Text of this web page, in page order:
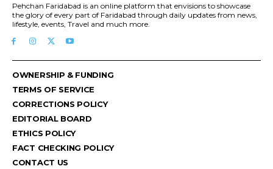
Pehchan Faridabad is an online platform that envisions to showcase
the glory of every part of Faridabad through daily updates from news,
lifestyle, events, Travel and much more.
OWNERSHIP & FUNDING
TERMS OF SERVICE
CORRECTIONS POLICY
EDITORIAL BOARD
ETHICS POLICY
FACT CHECKING POLICY
CONTACT US